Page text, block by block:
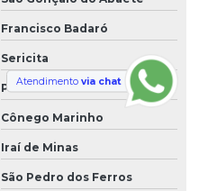
Francisco Badaró
Sericita
Pedra Bonita
Cônego Marinho
Iraí de Minas
São Pedro dos Ferros
Atendimento via chat